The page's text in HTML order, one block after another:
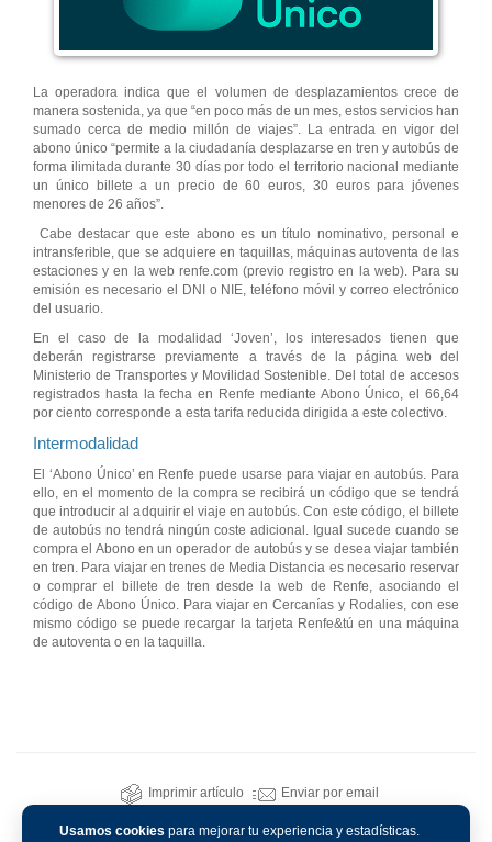
Usamos cookies para mejorar tu experiencia y estadísticas.
La operadora indica que el volumen de desplazamientos crece de
manera sostenida, ya que “en poco más de un mes, estos servicios han
sumado cerca de medio millón de viajes”. La entrada en vigor del
abono único “permite a la ciudadanía desplazarse en tren y autobús de
forma ilimitada durante 30 días por todo el territorio nacional mediante
un único billete a un precio de 60 euros, 30 euros para jóvenes
menores de 26 años”.
Cabe destacar que este abono es un título nominativo, personal e
intransferible, que se adquiere en taquillas, máquinas autoventa de las
estaciones y en la web renfe.com (previo registro en la web). Para su
emisión es necesario el DNI o NIE, teléfono móvil y correo electrónico
del usuario.
En el caso de la modalidad ‘Joven’, los interesados tienen que
deberán registrarse previamente a través de la página web del
Ministerio de Transportes y Movilidad Sostenible. Del total de accesos
registrados hasta la fecha en Renfe mediante Abono Único, el 66,64
por ciento corresponde a esta tarifa reducida dirigida a este colectivo.
Intermodalidad
El ‘Abono Único’ en Renfe puede usarse para viajar en autobús. Para
ello, en el momento de la compra se recibirá un código que se tendrá
que introducir al adquirir el viaje en autobús. Con este código, el billete
de autobús no tendrá ningún coste adicional. Igual sucede cuando se
compra el Abono en un operador de autobús y se desea viajar también
en tren. Para viajar en trenes de Media Distancia es necesario reservar
o comprar el billete de tren desde la web de Renfe, asociando el
código de Abono Único. Para viajar en Cercanías y Rodalies, con ese
mismo código se puede recargar la tarjeta Renfe&tú en una máquina
de autoventa o en la taquilla.
Imprimir artículo Enviar por email